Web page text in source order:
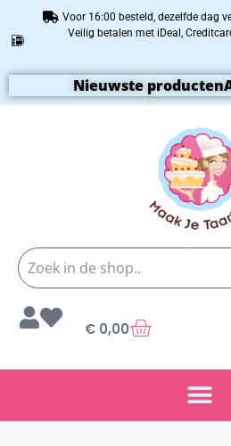
Voor 16:00 besteld, dezelfde dag
Veilig betalen met iDeal,
Nieuwste producten
€ 0,00